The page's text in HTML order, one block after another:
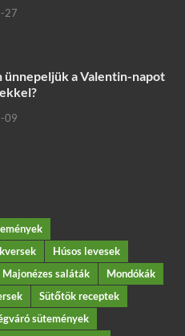
27
ünnepeljük a Valentin-napot
09
Húsos levesek
Majonézes saláták
Mondókák
Sütőtök receptek
sütemények